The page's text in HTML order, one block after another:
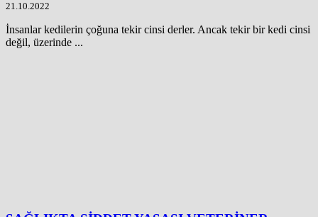
21.10.2022
İnsanlar kedilerin çoğuna tekir cinsi derler. Ancak tekir bir kedi cinsi
değil, üzerinde ...